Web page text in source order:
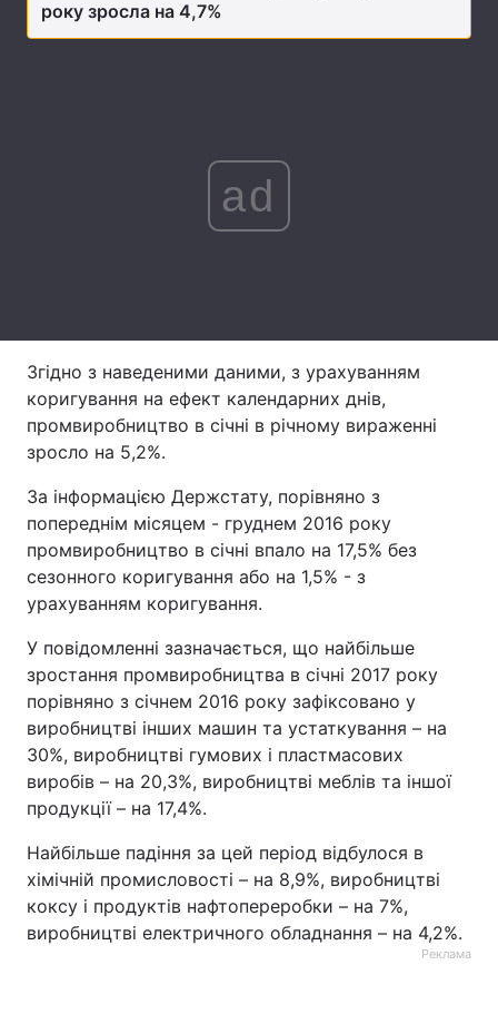
Спорт
Туризм
Погода
Відео з Youtube Статті
Інтерв'ю Думки
Контакти
Послуги
Тема оформлення
року зросла на 4,7%
ad
Згідно з наведеними даними, з урахуванням
коригування на ефект календарних днів,
промвиробництво в січні в річному вираженні
зросло на 5,2%.
За інформацією Держстату, порівняно з
попереднім місяцем - груднем 2016 року
промвиробництво в січні впало на 17,5% без
сезонного коригування або на 1,5% - з
урахуванням коригування.
У повідомленні зазначається, що найбільше
зростання промвиробництва в січні 2017 року
порівняно з січнем 2016 року зафіксовано у
виробництві інших машин та устаткування – на
30%, виробництві гумових і пластмасових
виробів – на 20,3%, виробництві меблів та іншої
продукції – на 17,4%.
Найбільше падіння за цей період відбулося в
хімічній промисловості – на 8,9%, виробництві
коксу і продуктів нафтопереробки – на 7%,
виробництві електричного обладнання – на 4,2%.
Реклама